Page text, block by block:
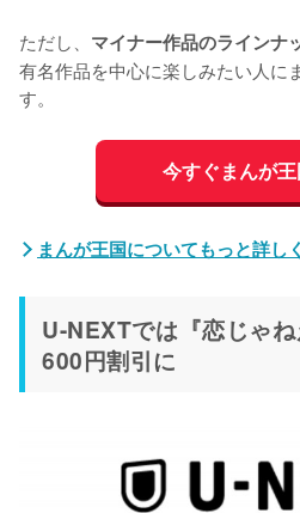
ただし、 マイナー作品のラインナ
有名作品を中心に楽しみたい人に
す。
今すぐまんが
まんが王国についてもっと詳しく
U-NEXTでは『恋じゃ
600円割引に